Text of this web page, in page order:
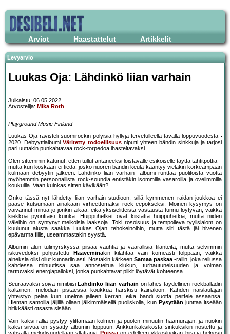
Arviot Haastattelut Artikkelit
Levyarvio
Luukas Oja: Lähdinkö liian varhain
Julkaistu: 06.05.2022
Arvostelija: Mika Roth
Playground Music Finland
Luukas Oja ravisteli suomirockin pölyisiä hyllyjä tervetulleella tavalla loppuvuodesta
2020. DebyyttialbumiVäritetty todoellisuusniputti yhteen bändin sinkkuja ja tarjosi
pari uuttakin punkahtavaa rock-torpedoa ihasteltavaksi.
Olen sittemmin katunut, etten tullut antaneeksi loistavalle esikoiselle täyttä tähtitpottia –
mutta kun koskaan ei tiedä, josko nuoren bändin keula kääntyy vieläkin korkeampaan
kulmaan debyytin jälkeen. Lähdinkö liian varhain -albumi runttaa puolitoista vuotta
myöhemmin persoonallista rock-soundia entistäkin isommilla vasaroilla ja ovelimmilla
koukuilla. Vaan kuinkas sitten kävikään?
Onko tässä nyt lähdetty liian varhain studioon, sillä kymmenen raidan joukkoa ei
pääse kutsumaan ainakaan virheettömäksi rock-eepokseksi. Moinen kysymys on
vaivannut minua jo jonkin aikaa, eikä yksiselitteistä vastausta tunnu löytyvän, vaikka
kiekkoa pyörittäisi kuinka. Huippuhetket ovat kiistatta huippuhetkiä, mutta niiden
väleihin on syntynyt melkoisia laaksoja. Toki rosoisuus ja tempoileva tyylislalom on
kuulunut alusta saakka Luukas Ojan tehokeinoihin, mutta silti tästä jäi hivenen
epävarma fiilis, useammastakin syystä.
Albumin alun tulimyrskyssä piisaa vauhtia ja vaarallisia tilanteita, mutta selvimmin
iskuvedoksi pohjustettu
Haaveminäkin kilahtaa vain komeasti tolppaan, vaikka
aineksia olisi ollut kunnariin asti. Nostakin kärkeen Samaa paskaa-rallin, joka reilussa
kahdessa minuutissa saa annosteltua kiukun, turhautuneisuuden ja voiman
tarttuvaksi energiapalloksi, jonka punkahtavat piikit löytävät kohteensa.
Seuraavaksi soiva nimibiisi Lähdinkö liian varhain on lähes täydellinen rockballadin
kaltainen, melodian pistäessä koukkua härskisti kainaloon. Kahden naislaulajan
yhteistyö pelaa kuin unelma jälleen kerran, eikä bändi suotta peittele ässäänsä.
Hieman samoilla jäljillä ollaan jälkimmäisellä puoliskolla, kun Pysytään junttaa itseään
hitikkäästi otsasta sisään.
Vain kaksi rallia pystyy ylittämään kolmen ja puolen minuutin haamurajan, ja nuokin
kaksi siivua on sysätty albumin loppuun. Ankkurikaksikosta sinkuksikin nostettu ja